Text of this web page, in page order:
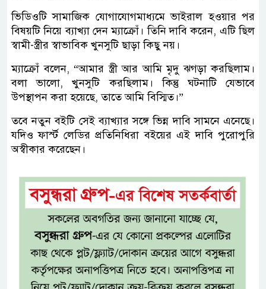
ভিডিওটি সামাজিক যোগাযোগমাধ্যমে ভাইরাল হওয়ার পর
বিষয়টি নিয়ে ব্যাখ্যা দেন ম্যাক্রোঁ। তিনি দাবি করেন, এটি ছিল
স্বামী-স্ত্রীর স্বাভাবিক খুনসুটি ছাড়া কিছু নয়।
ম্যাক্রোঁ বলেন, “আমার স্ত্রী আর আমি মৃদু ঝগড়া করছিলাম।
বলা ভালো, খুনসুটি করছিলাম। কিন্তু ঘটনাটি যেভাবে
উপস্থাপন করা হয়েছে, তাতে আমি বিস্মিত।”
তবে নতুন বইটি সেই ব্যাখ্যার সঙ্গে ভিন্ন দাবি সামনে এনেছে।
যদিও ফার্স্ট লেডির প্রতিনিধিরা বইয়ের এই দাবি পুরোপুরি
অস্বীকার করেছেন।